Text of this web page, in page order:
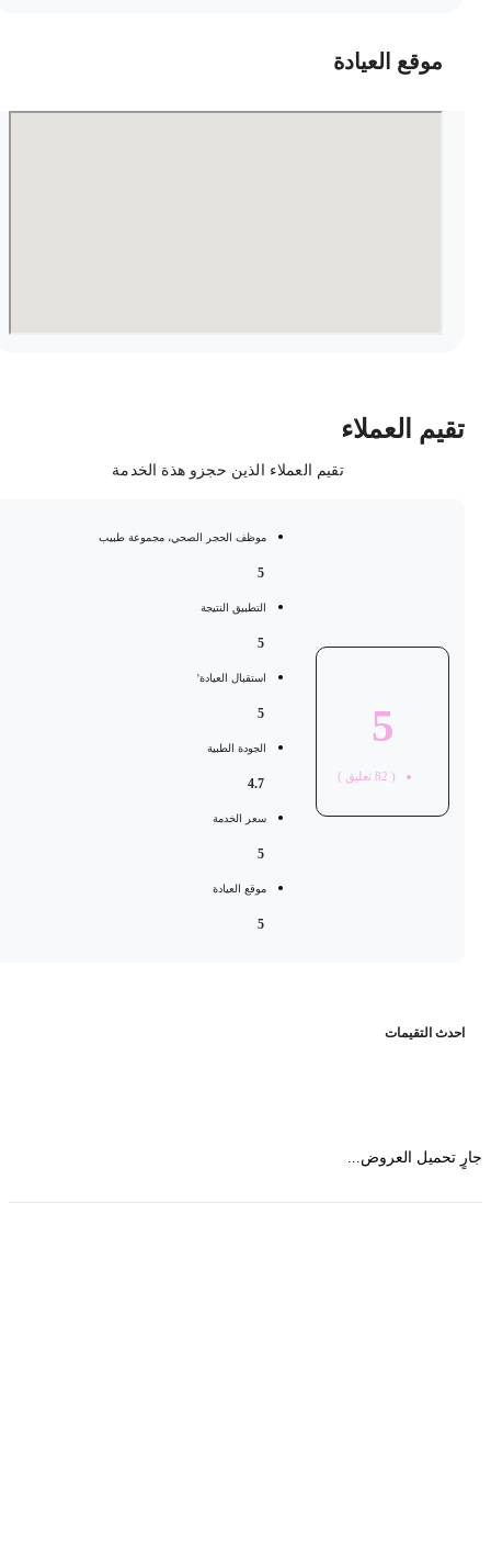
موقع العيادة
العملاء
تقيم العملاء الذين حجزو هذة الخدمة
82 تعليق )
موظف الحجر الصحي، مجموعة طبيب
التطبيق النتيجة
استقبال العيادة'
الجودة الطبية
سعر الخدمة
موقع العيادة
التقيمات
تحميل العروض...